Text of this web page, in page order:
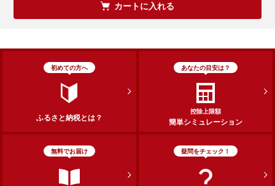
カートに入れる
初めての方へ
ふるさと納税とは？
あなたの目安は？
控除上限額
簡単シミュレーション
無料でお届け 疑問をチェック！